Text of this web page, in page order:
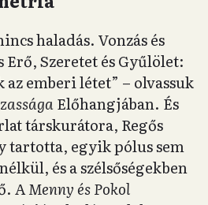
haladás. Vonzás és
Erő, Szeretet és Gyűlölet:
az emberi létet” – olvassuk
Előhangjában. És
társkurátora, Regős
tartotta, egyik pólus sem
és a szélsőségekben
AMenny és Pokol